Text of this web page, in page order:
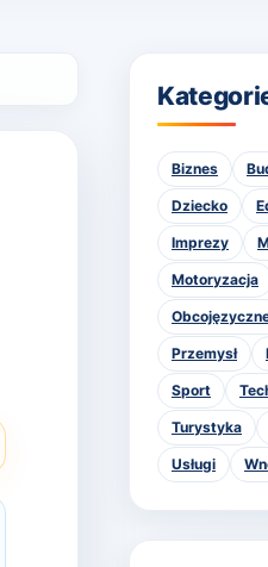
Biznes
Dziecko
Imprezy
Motoryzacja
Przemysł
Sport
Turystyka
Usługi